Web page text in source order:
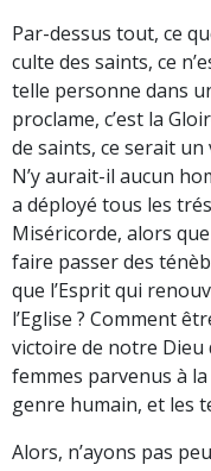
Par-dessus tout, ce
culte des saints, ce
telle personne dans
proclame, c’est la
de saints, ce serait
N’y aurait-il aucun
a déployé tous les
Miséricorde, alors
faire passer des
que l’Esprit qui
l’Eglise ? Comment
victoire de notre Dieu
femmes parvenus à
genre humain, et les
Alors, n’ayons pas